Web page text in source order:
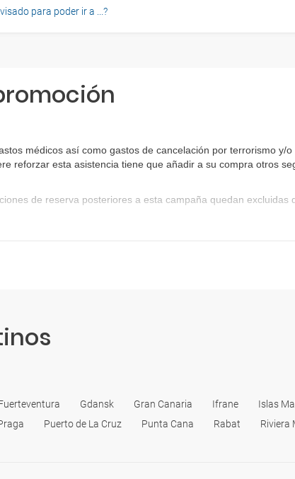
para poder ir a ...?
médicos así como gastos de cancelación por terrorismo y/
reforzar esta asistencia tiene que añadir a su compra otros
de reserva posteriores a esta campaña quedan excluidas
Gdansk Gran Canaria Ifrane
Islas
Puerto de La Cruz Punta Cana Rabat Riviera